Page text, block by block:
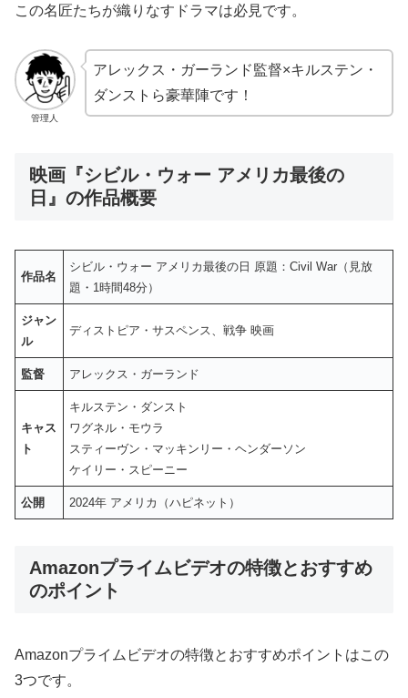
この名匠たちが織りなすドラマは必見です。
管理人
アレックス・ガーランド監督×キルステン・
ダンストら豪華陣です！
映画『シビル・ウォー アメリカ最後の
日』の作品概要
作品名
シビル・ウォー アメリカ最後の日 原題：Civil War（見放
題・1時間48分）
ジャン
ル
ディストピア・サスペンス、戦争 映画
監督 アレックス・ガーランド
キャス
ト
キルステン・ダンスト
ワグネル・モウラ
スティーヴン・マッキンリー・ヘンダーソン
ケイリー・スピーニー
公開 2024年 アメリカ（ハピネット）
Amazonプライムビデオの特徴とおすすめ
のポイント
Amazonプライムビデオの特徴とおすすめポイントはこの
3つです。